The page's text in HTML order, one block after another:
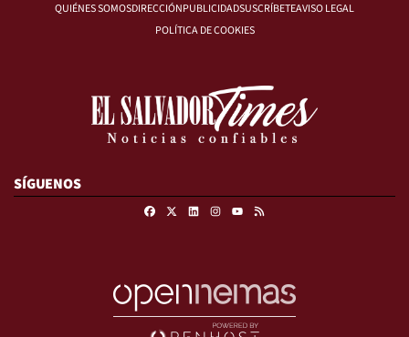
QUIÉNES SOMOSDIRECCIÓNPUBLICIDADSUSCRÍBETEAVISO LEGAL
POLÍTICA DE COOKIES
SÍGUENOS
FacebookLinkedinInstagramRSS